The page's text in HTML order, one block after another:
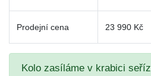
Prodejní cena 23 990 Kč
Kolo zasíláme v krabici